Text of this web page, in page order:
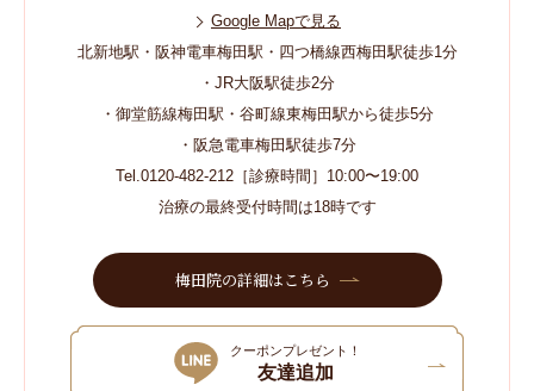
Google Mapで見る
北新地駅・阪神電車梅田駅・四つ橋線西梅田駅徒歩1分
・JR大阪駅徒歩2分
・御堂筋線梅田駅・谷町線東梅田駅から徒歩5分
・阪急電車梅田駅徒歩7分
Tel.0120-482-212［診療時間］10:00〜19:00
治療の最終受付時間は18時です
梅田院の詳細はこちら
クーポンプレゼント！
友達追加